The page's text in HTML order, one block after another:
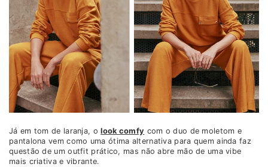
Já em tom de laranja, olook comfy com o duo de moletom e
pantalona vem como uma ótima alternativa para quem ainda faz
questão de um outfit prático, mas não abre mão de uma vibe
mais criativa e vibrante.